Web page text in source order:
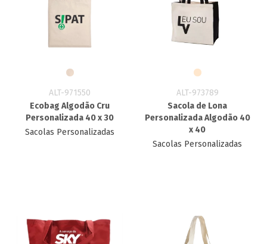
ALT-971550
Ecobag Algodão Cru
Personalizada 40 x 30
Sacolas Personalizadas
ALT-973789
Sacola de Lona
Personalizada Algodão 40
x 40
Sacolas Personalizadas